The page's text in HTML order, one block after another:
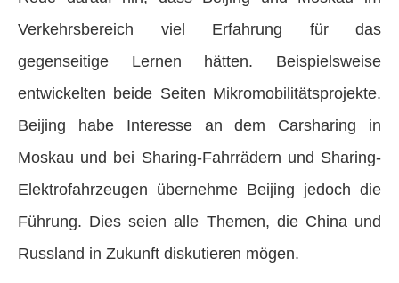
Verkehrsbereich viel Erfahrung für das
gegenseitige Lernen hätten. Beispielsweise
entwickelten beide Seiten Mikromobilitätsprojekte.
Beijing habe Interesse an dem Carsharing in
Moskau und bei Sharing-Fahrrädern und Sharing-
Elektrofahrzeugen übernehme Beijing jedoch die
Führung. Dies seien alle Themen, die China und
Russland in Zukunft diskutieren mögen.